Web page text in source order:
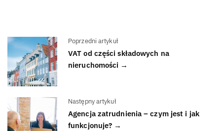
Poprzedni artykuł
VAT od części składowych na
nieruchomości →
Następny artykuł
Agencja zatrudnienia – czym jest i jak
funkcjonuje? →